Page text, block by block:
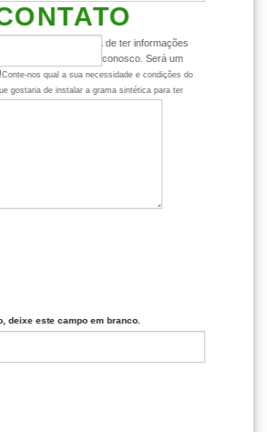
dúvida ou gostaria de ter informações
Entre em contato conosco. Será um
Conte-nos qual a sua necessidade e condições do
gostaria de instalar a grama sintética para ter
deixe este campo em branco.